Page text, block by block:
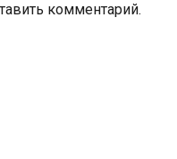
комментарий.